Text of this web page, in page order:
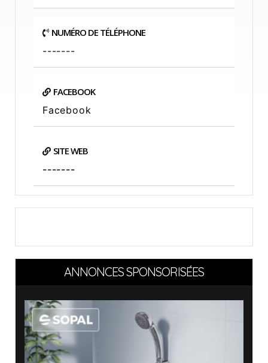
NUMÉRO DE TÉLÉPHONE
-------
FACEBOOK
Facebook
SITE WEB
-------
ANNONCES SPONSORISÉES